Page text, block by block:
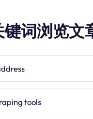
键词浏览文
tools